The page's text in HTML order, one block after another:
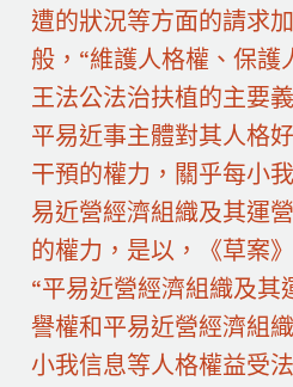
遭的狀況等方面的請求
般，“維護人格權、保護
王法公法治扶植的主要
平易近事主體對其人格
干預的權力，關乎每小
易近營經濟組織及其運
的權力，是以，《草案
“平易近營經濟組織及其
譽權和平易近營經濟組
小我信息等人格權益受